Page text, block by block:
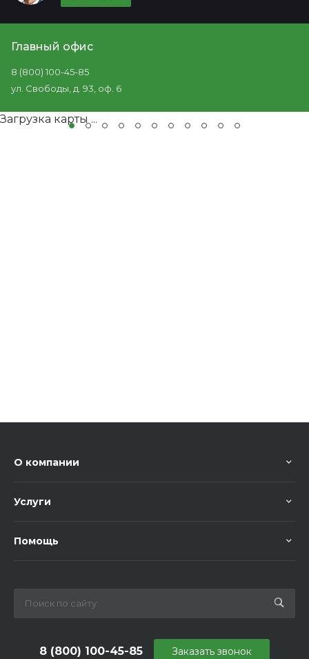
Главный офис
8 (800) 100-45-85
ул. Свободы, д. 93, оф. 6
Загрузка карты ...
О компании
Услуги
Помощь
8 (800) 100-45-85 Заказать звонок